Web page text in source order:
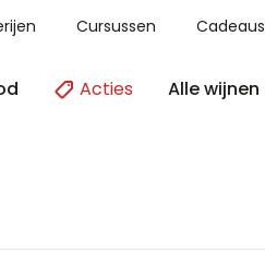
Cursussen Cadeaus
Acties Alle wijnen